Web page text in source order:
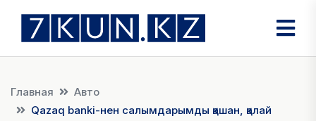
Главная
Авто
Qazaq banki-нен салымдарымды қашан, қалай